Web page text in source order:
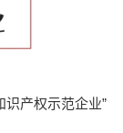
识产权示范企业”